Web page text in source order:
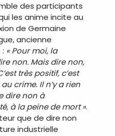
des participants
les anime incite au
de Germaine
ancienne
« Pour moi, la
non. Mais dire non,
très positif, c’est
crime. Il n’y a rien
dire non à
à la peine de mort ».
que de dire non
industrielle